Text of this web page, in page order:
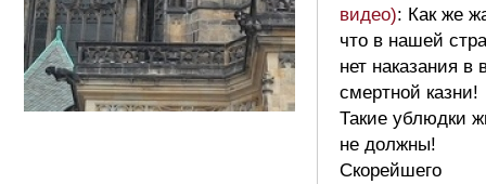
видео): Как же
что в нашей
нет наказания в
смертной казни!
Такие ублюдки
не должны!
Скорейшего